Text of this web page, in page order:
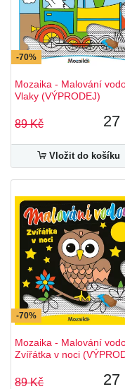
-70%
Mozaika - Malování
Vlaky (VÝPRODEJ)
89 Kč 27
Vložit do košíku
-70%
Mozaika - Malování
Zvířátka v noci
89 Kč 27